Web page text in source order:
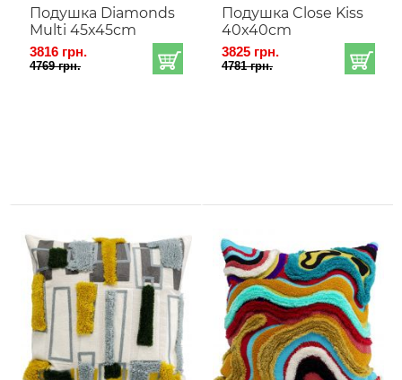
Подушка Diamonds
Multi 45x45cm
3816 грн.
4769 грн.
Подушка Close Kiss
40x40cm
3825 грн.
4781 грн.